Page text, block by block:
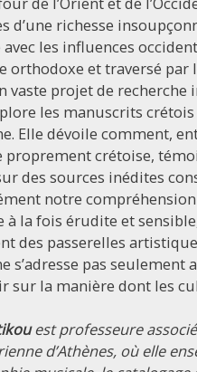
d’une richesse
les influences
orthodoxe et traversé par
vaste projet de
les manuscrits
Elle dévoile comment,
proprement crétoise,
des sources inédites
notre
à la fois érudite et
des passerelles
s’adresse pas
sur la manière dont les
est professeure
d’Athènes, où elle